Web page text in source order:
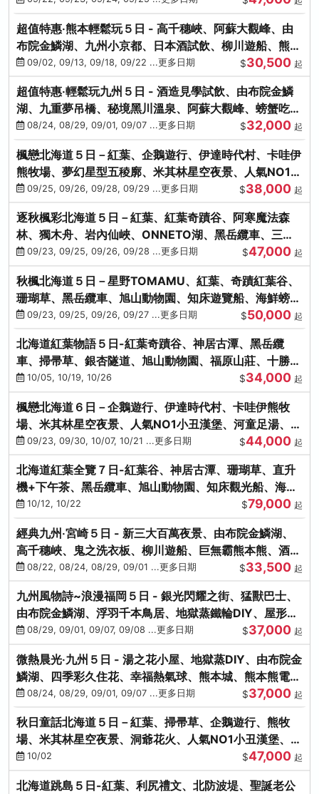
超值特惠‧熊本輕鬆玩５日 - 高千穗峽、阿蘇大觀峰、由
布院金鱗湖、九州小京都、日本酒試飲、柳川遊船、熊本
城、熊本AEON
09/02, 09/13, 09/18, 09/22 ...更多日期 $30,500 起
超值特惠‧輕鬆玩九州５日 - 酒造見學試飲、由布院金鱗
湖、九重夢吊橋、秘境黑川溫泉、阿蘇大觀峰、螃蟹吃到
飽08/24, 08/29, 09/01, 09/07 ...更多日期 $32,000 起
楓戀北海道５日－紅葉、企鵝遊行、伊達時代村、卡哇伊
熊牧場、夢幻星型五稜廓、米其林星空夜景、人氣NO1小
丑漢堡、洞爺花火
09/25, 09/26, 09/28, 09/29 ...更多日期 $38,000 起
逐秋楓彩北海道５日－紅葉、紅葉奇蹟谷、阿寒魔法森
林、獨木舟、岩內仙峽、ONNETO湖、黑岳纜車、三國
峠、豐平峽、螃蟹溫泉
09/23, 09/25, 09/26, 09/28 ...更多日期 $47,000 起
秋楓北海道５日－星野TOMAMU、紅葉、奇蹟紅葉谷、
珊瑚草、黑岳纜車、旭山動物園、知床遊覽船、海鮮螃蟹
和牛吃到飽
09/23, 09/25, 09/26, 09/27 ...更多日期 $50,000 起
北海道紅葉物語５日-紅葉奇蹟谷、神居古潭、黑岳纜
車、掃帚草、銀杏隧道、旭山動物園、福原山莊、十勝牧
場、冰的美術館
10/05, 10/19, 10/26 $34,000 起
楓戀北海道６日－企鵝遊行、伊達時代村、卡哇伊熊牧
場、米其林星空夜景、人氣NO1小丑漢堡、河童足湯、奇
幻燈遊步道、洞爺花火
09/23, 09/30, 10/07, 10/21 ...更多日期 $44,000 起
北海道紅葉全覽７日-紅葉谷、神居古潭、珊瑚草、直升
機+下午茶、黑岳纜車、旭山動物園、知床觀光船、海膽
涮涮鍋(不進免稅店)
10/12, 10/22 $79,000 起
經典九州‧宮崎５日 - 新三大百萬夜景、由布院金鱗湖、
高千穗峽、鬼之洗衣板、柳川遊船、巨無霸熊本熊、酒造
見學試飲
08/22, 08/24, 08/29, 09/01 ...更多日期 $33,500 起
九州風物詩~浪漫福岡５日 - 銀光閃耀之街、猛獸巴士、
由布院金鱗湖、浮羽千本鳥居、地獄蒸鐵輪DIY、屋形船
晚宴、鸕鶿捕魚
08/29, 09/01, 09/07, 09/08 ...更多日期 $37,000 起
微熱晨光‧九州５日 - 湯之花小屋、地獄蒸DIY、由布院金
鱗湖、四季彩久住花、幸福熱氣球、熊本城、熊本熊電
鐵、螃蟹吃到飽
08/24, 08/29, 09/01, 09/07 ...更多日期 $37,000 起
秋日童話北海道５日－紅葉、掃帚草、企鵝遊行、熊牧
場、米其林星空夜景、洞爺花火、人氣NO1小丑漢堡、螃
蟹放題(千/函)
10/02 $47,000 起
北海道跳島５日-紅葉、利尻禮文、北防波堤、聖誕老公